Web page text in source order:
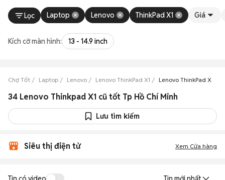
Lọc Laptop Lenovo ThinkPad X1 Giá
Kích cỡ màn hình: 13 - 14.9 inch
Chợ Tốt Laptop Lenovo Lenovo ThinkPad X1 Lenovo ThinkPad X1 Tp
34 Lenovo Thinkpad X1 cũ tốt Tp Hồ Chí Minh
Lưu tìm kiếm
Siêu thị điện tử Xem Cửa hàng